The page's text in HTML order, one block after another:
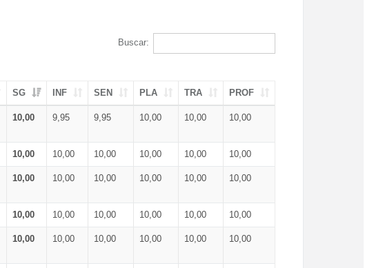
Buscar:
SG INF SEN PLA TRA PROF
10,00 9,95 9,95 10,00 10,00 10,00
10,00 10,00 10,00 10,00 10,00 10,00
10,00 10,00 10,00 10,00 10,00 10,00
10,00 10,00 10,00 10,00 10,00 10,00
10,00 10,00 10,00 10,00 10,00 10,00